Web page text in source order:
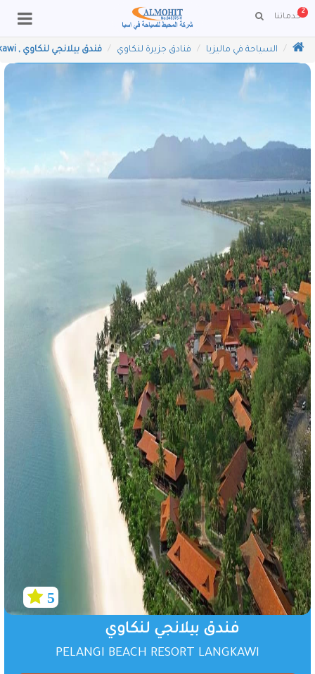
خدماتنا
2
السياحة في ماليزيا فنادق جزيرة لنكاوي فندق بيلانجي لنكاوي , Pelangi Beach Resort Langkawi, فنادق بينانج
5
فندق بيلانجي لنكاوي
PELANGI BEACH RESORT LANGKAWI